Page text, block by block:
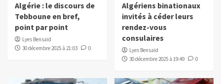
Algérie : le discours de
Tebboune en bref,
point par point
Lyes Bensaïd
30 décembre 2025 à 21:03
0
Algériens binationaux
invités à céder leurs
rendez-vous
consulaires
Lyes Bensaïd
30 décembre 2025 à 19:49
0